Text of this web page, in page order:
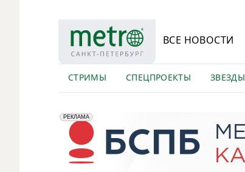
ВСЕ НОВОСТИ
СТРИМЫ СПЕЦПРОЕКТЫ ЗВЕЗДЫ
erid: 2VfnxyFybV5
РЕКЛАМА
ПАО "Банк "Санкт-Петербург", ИНН: 7831000027